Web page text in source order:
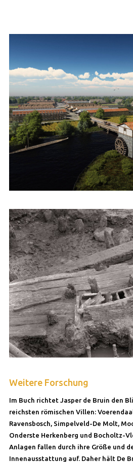
Weitere Forschung
Im Buch richtet Jasper de Bruin den
reichsten römischen Villen:
Ravensbosch, Simpelveld-De Molt,
Onderste Herkenberg und Bocholtz-
Anlagen fallen durch ihre Größe und
Innenausstattung auf. Daher hält De